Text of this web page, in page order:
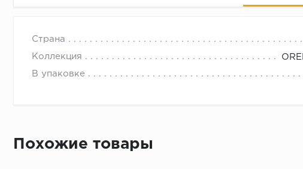
Страна
Коллекция
В упаковке
Быстрое рассмотрение: решение от банка придет вам за
Похожие товары